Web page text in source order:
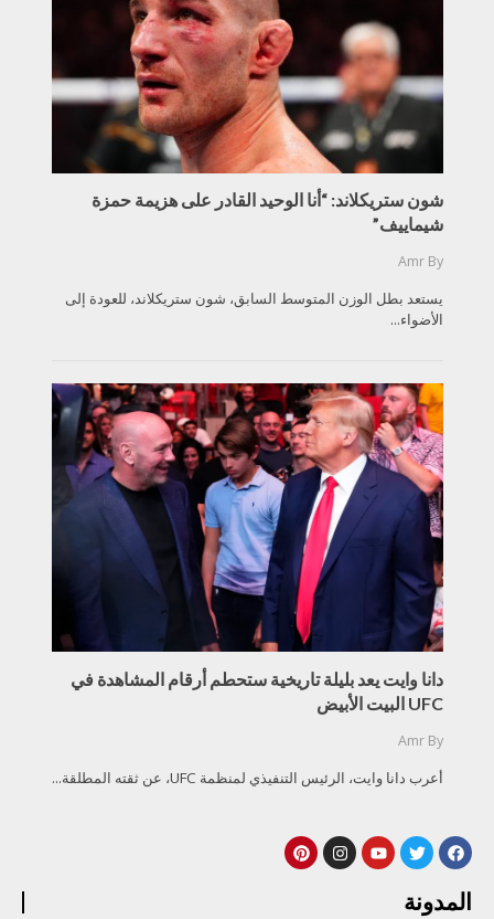
شون ستريكلاند: “أنا الوحيد القادر على هزيمة حمزة
شيماييف”
By
Amr
يستعد بطل الوزن المتوسط السابق، شون ستريكلاند، للعودة إلى
الأضواء...
دانا وايت يعد بليلة تاريخية ستحطم أرقام المشاهدة في
UFC البيت الأبيض
By
Amr
أعرب دانا وايت، الرئيس التنفيذي لمنظمة UFC، عن ثقته المطلقة...
المدونة